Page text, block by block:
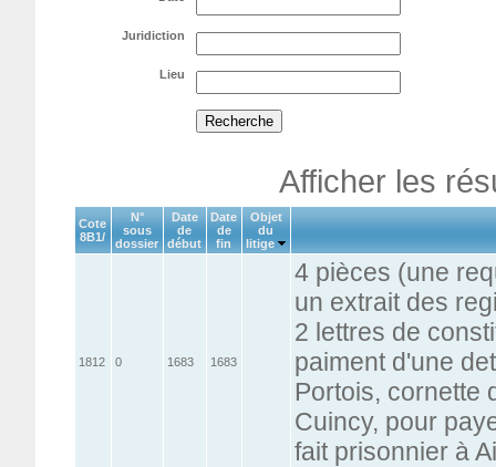
Juridiction
Lieu
Afficher les
Cote
8B1/
N°
sous
dossier
Date
de
début
Date
de
fin
Objet
du
litige
1812 0 1683 1683
4 pièces (une
un extrait des
2 lettres de
paiment d'une
Portois, cornette
Cuincy, pour
fait prisonnier à